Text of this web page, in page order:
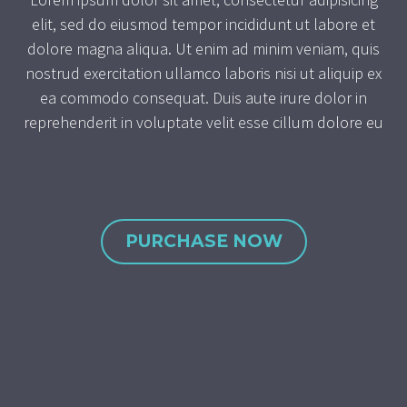
elit, sed do eiusmod tempor incididunt ut labore et
dolore magna aliqua. Ut enim ad minim veniam, quis
nostrud exercitation ullamco laboris nisi ut aliquip ex
ea commodo consequat. Duis aute irure dolor in
reprehenderit in voluptate velit esse cillum dolore eu
PURCHASE NOW